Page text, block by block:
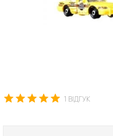
1 ВІДГУК